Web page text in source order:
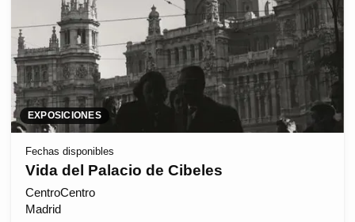
EXPOSICIONES
Fechas disponibles
Vida del Palacio de Cibeles
CentroCentro
Madrid